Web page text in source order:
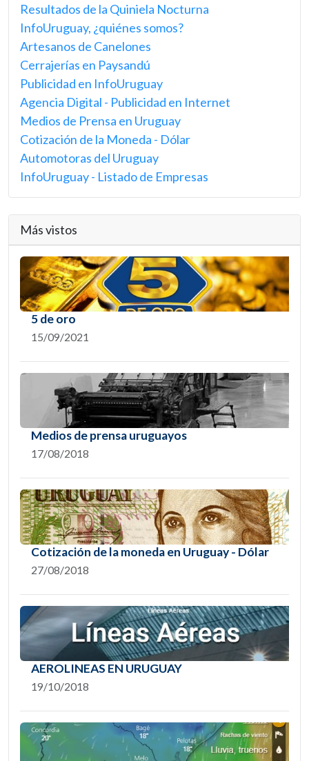
Resultados de la Quiniela Nocturna
InfoUruguay, ¿quiénes somos?
Artesanos de Canelones
Cerrajerías en Paysandú
Publicidad en InfoUruguay
Agencia Digital - Publicidad en Internet
Medios de Prensa en Uruguay
Cotización de la Moneda - Dólar
Automotoras del Uruguay
InfoUruguay - Listado de Empresas
Más vistos
5 de oro
15/09/2021
Medios de prensa uruguayos
17/08/2018
Cotización de la moneda en Uruguay - Dólar
27/08/2018
AEROLINEAS EN URUGUAY
19/10/2018